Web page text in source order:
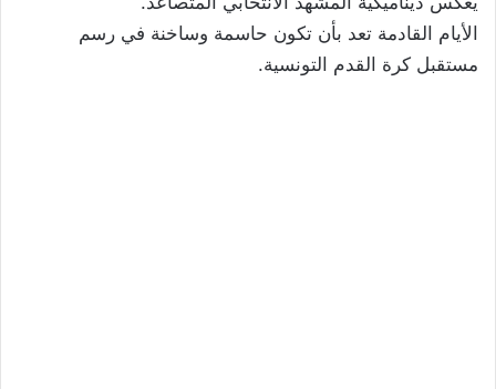
الأيام القادمة تعد بأن تكون حاسمة وساخنة في رسم
مستقبل كرة القدم التونسية.